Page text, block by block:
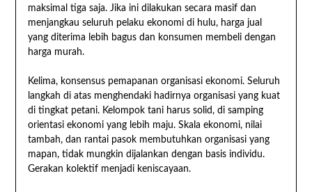
maksimal tiga saja. Jika ini dilakukan secara masif dan
menjangkau seluruh pelaku ekonomi di hulu, harga jual
yang diterima lebih bagus dan konsumen membeli dengan
harga murah.
Kelima, konsensus pemapanan organisasi ekonomi. Seluruh
langkah di atas menghendaki hadirnya organisasi yang kuat
di tingkat petani. Kelompok tani harus solid, di samping
orientasi ekonomi yang lebih maju. Skala ekonomi, nilai
tambah, dan rantai pasok membutuhkan organisasi yang
mapan, tidak mungkin dijalankan dengan basis individu.
Gerakan kolektif menjadi keniscayaan.